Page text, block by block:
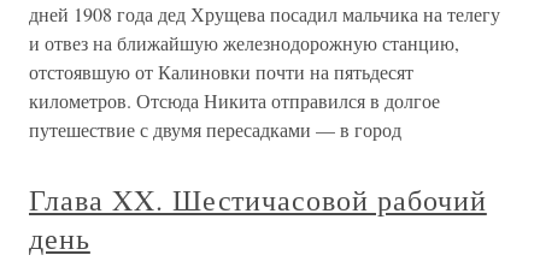
дней 1908 года дед Хрущева посадил мальчика на телегу
и отвез на ближайшую железнодорожную станцию,
отстоявшую от Калиновки почти на пятьдесят
километров. Отсюда Никита отправился в долгое
путешествие с двумя пересадками — в город
Глава XX. Шестичасовой рабочий
день